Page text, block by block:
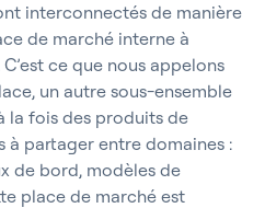
interconnectés de manière
de marché interne à
ce que nous appelons
un autre sous-ensemble
la fois des produits de
à partager entre domaines :
de bord, modèles de
place de marché est